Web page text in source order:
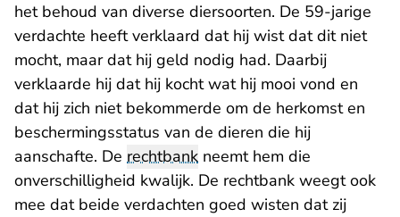
het behoud van diverse diersoorten. De 59-jarige
verdachte heeft verklaard dat hij wist dat dit niet
mocht, maar dat hij geld nodig had. Daarbij
verklaarde hij dat hij kocht wat hij mooi vond en
dat hij zich niet bekommerde om de herkomst en
beschermingsstatus van de dieren die hij
aanschafte. De rechtbank neemt hem die
onverschilligheid kwalijk. De rechtbank weegt ook
mee dat beide verdachten goed wisten dat zij